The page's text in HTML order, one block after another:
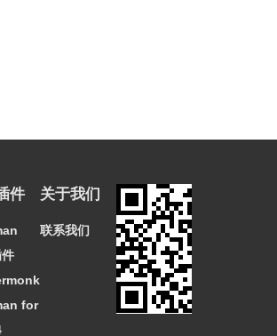
件
for
关于我们
联系我们